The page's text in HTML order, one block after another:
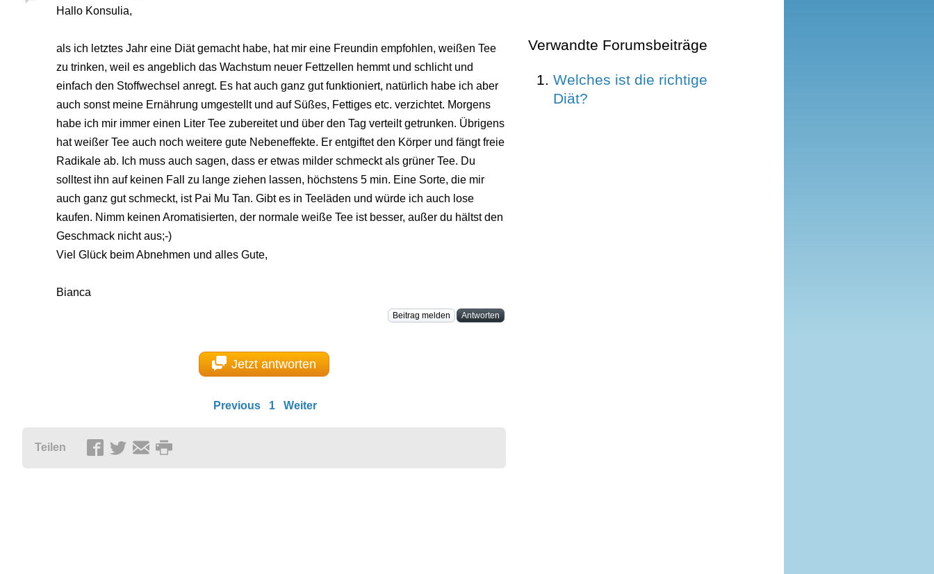
Hallo Konsulia,
als ich letztes Jahr eine Diät gemacht habe, hat mir eine Freundin empfohlen, weißen Tee
zu trinken, weil es angeblich das Wachstum neuer Fettzellen hemmt und schlicht und
einfach den Stoffwechsel anregt. Es hat auch ganz gut funktioniert, natürlich habe ich aber
auch sonst meine Ernährung umgestellt und auf Süßes, Fettiges etc. verzichtet. Morgens
habe ich mir immer einen Liter Tee zubereitet und über den Tag verteilt getrunken. Übrigens
hat weißer Tee auch noch weitere gute Nebeneffekte. Er entgiftet den Körper und fängt freie
Radikale ab. Ich muss auch sagen, dass er etwas milder schmeckt als grüner Tee. Du
solltest ihn auf keinen Fall zu lange ziehen lassen, höchstens 5 min. Eine Sorte, die mir
auch ganz gut schmeckt, ist Pai Mu Tan. Gibt es in Teeläden und würde ich auch lose
kaufen. Nimm keinen Aromatisierten, der normale weiße Tee ist besser, außer du hältst den
Geschmack nicht aus;-)
Viel Glück beim Abnehmen und alles Gute,
Bianca
Beitrag melden Antworten
Jetzt antworten
Previous 1 Weiter
Teilen
Verwandte Forumsbeiträge
Welches ist die richtige
Diät?